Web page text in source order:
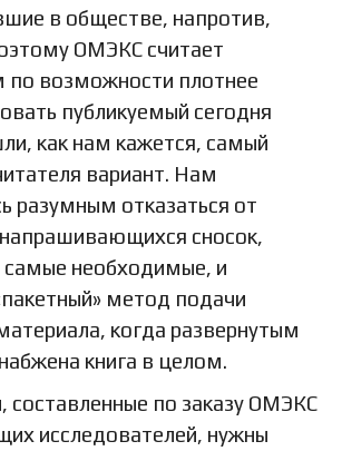
в обществе, напротив,
ОМЭКС считает
возможности плотнее
публикуемый сегодня
как нам кажется, самый
вариант. Нам
разумным отказаться от
сносок,
самые необходимые, и
метод подачи
когда развернутым
книга в целом.
составленные по заказу ОМЭКС
исследователей, нужны